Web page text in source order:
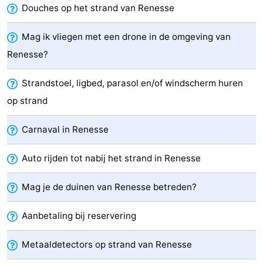
't
Hof
van
Schouwen
-
Schouwse
Valleien
-
Soeten
-
Village
Zeeuwse
Kust
-
Zonnedorp
-
’t
Hof
van
Last
minutes
Strand
Zien
Douches op het strand van Renesse
Mag ik vliegen met een drone in de omgeving van
Renesse?
Strandstoel, ligbed, parasol en/of windscherm huren
op strand
Carnaval in Renesse
Auto rijden tot nabij het strand in Renesse
Mag je de duinen van Renesse betreden?
Aanbetaling bij reservering
Metaaldetectors op strand van Renesse